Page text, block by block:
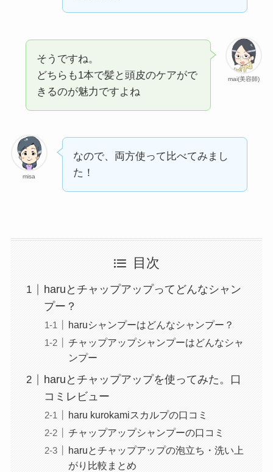
mai(美容師)
そうですね。
どちらも1本で髪と頭皮のケアがで
きるのが魅力ですよね
misa
なので、両方使って比べてみまし
た！
目次
haruとチャップアップってどんなシャン
プー？
haruシャンプーはどんなシャンプー？
チャップアップシャンプーはどんなシャ
ンプー
haruとチャップアップを使ってみた。口
コミレビュー
haru kurokamiスカルプの口コミ
チャップアップシャンプーの口コミ
haruとチャップアップの泡立ち・洗い上
がり比較まとめ